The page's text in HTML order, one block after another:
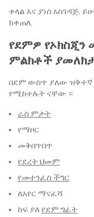
ቀላል እና ያነሰ አስገዳጅ.
ከቀጠለ.
የደምዎ
ምልክቶች
በደም ውስጥ ያለው ዝቅተኛ
የሚከተሉት ናቸው ።
ራስ ምታት
የማዞር
መቅበጥበጥ
የደረት ህመም
የመተንፈስ ችግር
ለአየር ማናፈሻ
ከፍ ያለ የደም ግፊት